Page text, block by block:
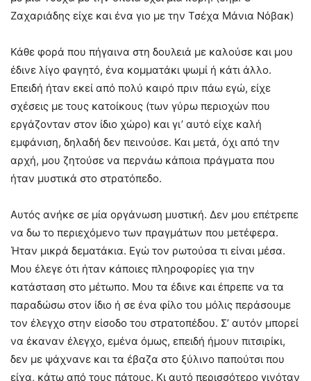
Ζαχαριάδης είχε και ένα γιο με την Τσέχα Μάνια Νόβακ)
Κάθε φορά που πήγαινα στη δουλειά με καλούσε και μου
έδινε λίγο φαγητό, ένα κομματάκι ψωμί ή κάτι άλλο.
Επειδή ήταν εκεί από πολύ καιρό πριν πάω εγώ, είχε
σχέσεις με τους κατοίκους (των γύρω περιοχών που
εργάζονταν στον ίδιο χώρο) και γι’ αυτό είχε καλή
εμφάνιση, δηλαδή δεν πεινούσε. Και μετά, όχι από την
αρχή, μου ζητούσε να περνάω κάποια πράγματα που
ήταν μυστικά στο στρατόπεδο.
Αυτός ανήκε σε μία οργάνωση μυστική. Δεν μου επέτρεπε
να δω το περιεχόμενο των πραγμάτων που μετέφερα.
Ήταν μικρά δεματάκια. Εγώ τον ρωτούσα τι είναι μέσα.
Μου έλεγε ότι ήταν κάποιες πληροφορίες για την
κατάσταση στο μέτωπο. Μου τα έδινε και έπρεπε να τα
παραδώσω στον ίδιο ή σε ένα φίλο του μόλις περάσουμε
τον έλεγχο στην είσοδο του στρατοπέδου. Σ’ αυτόν μπορεί
να έκαναν έλεγχο, εμένα όμως, επειδή ήμουν πιτσιρίκι,
δεν με ψάχνανε και τα έβαζα στο ξύλινο παπούτσι που
είχα, κάτω από τους πάτους. Κι αυτό περισσότερο γινόταν